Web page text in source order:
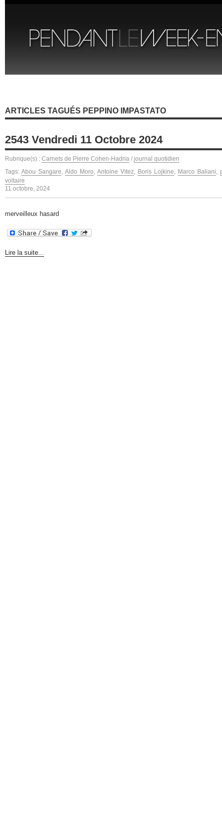
ARTICLES TAGUÉS PEPPINO IMPASTATO
2543 Vendredi 11 Octobre 2024
Rubrique(s) : Carnets de Pierre Cohen-Hadria / journal quotidien
Tags: Abou Sangare, Aldo Moro, Antoine Vitez, Boris Lojkine, Marco Baliani,
voltaire
11 octobre, 2024
merveilleux hasard
Lire la suite...